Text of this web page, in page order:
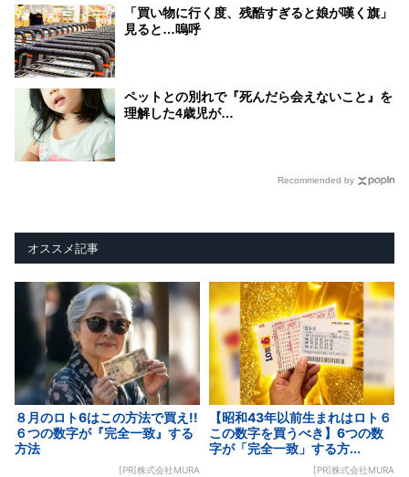
「買い物に行く度、残酷すぎると娘が嘆く旗」
見ると…嗚呼
ペットとの別れで『死んだら会えないこと』を
理解した4歳児が…
Recommended by
オススメ記事
８月のロト6はこの方法で買え!!
６つの数字が『完全一致』する
方法
[PR]株式会社MURA
【昭和43年以前生まれはロト６
この数字を買うべき】6つの数
字が「完全一致」する方...
[PR]株式会社MURA